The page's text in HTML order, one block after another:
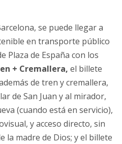
​​se puede llegar a
en transporte público
Plaza de España con los
+ Cremallera, el billete
de tren y cremallera,
de San Juan y al mirador,
(cuando está en servicio),
y acceso directo, sin
la madre de Dios; y el billete